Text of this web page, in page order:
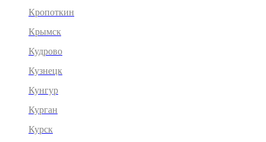
Кропоткин
Крымск
Кудрово
Кузнецк
Кунгур
Курган
Курск